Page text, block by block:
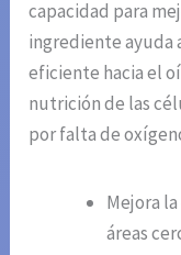
capacidad para
ingrediente ayuda
eficiente hacia el
nutrición de las
por falta de
Mejora
áreas